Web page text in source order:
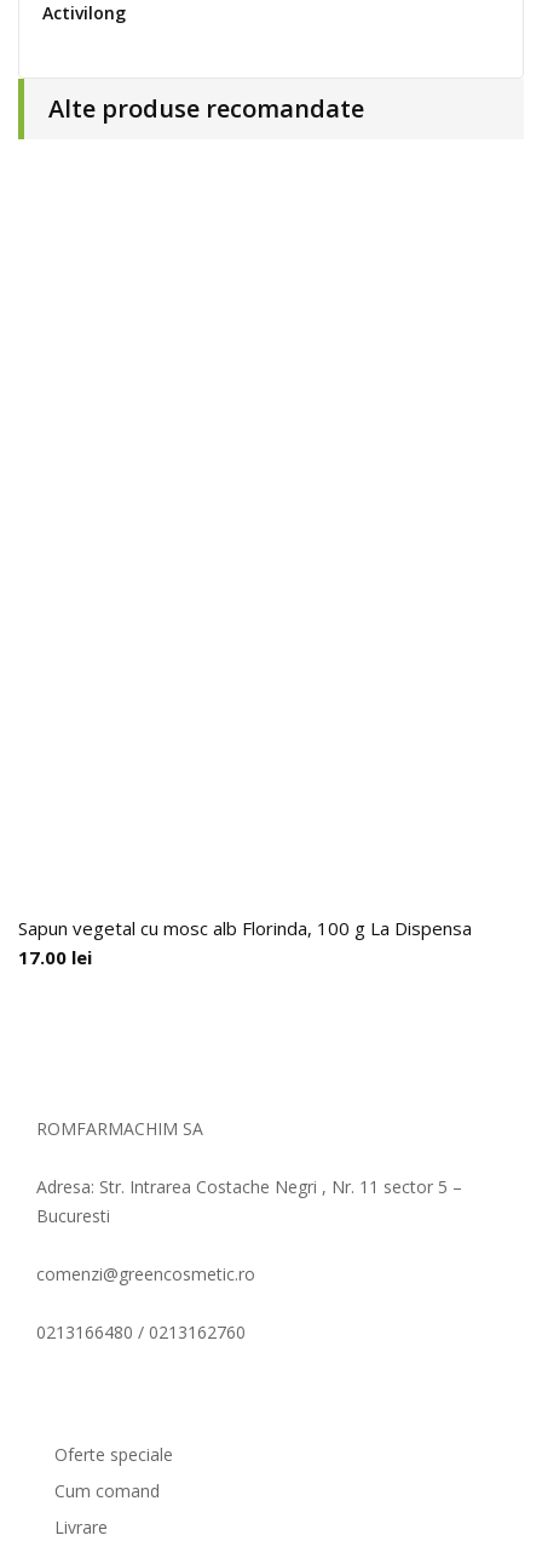
Activilong
Alte produse recomandate
Sapun vegetal cu mosc alb Florinda, 100 g La Dispensa
17.00 lei
ROMFARMACHIM SA
Adresa: Str. Intrarea Costache Negri , Nr. 11 sector 5 –
Bucuresti
comenzi@greencosmetic.ro
0213166480 / 0213162760
Oferte speciale
Cum comand
Livrare